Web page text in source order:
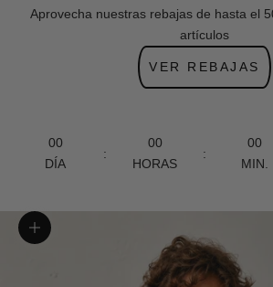
Aprovecha nuestras rebajas de hasta el
artículos
VER REBAJAS
00
DÍA
:
00
HORAS
:
00
MIN.
Zoom